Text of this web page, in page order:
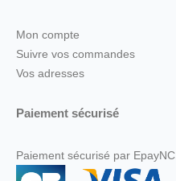
Mon compte
Suivre vos commandes
Vos adresses
Paiement sécurisé
Paiement sécurisé par EpayNC.